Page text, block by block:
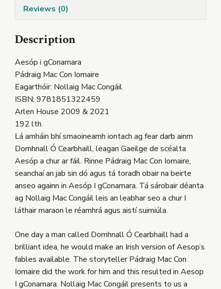
Reviews (0)
Description
Aesóp i gConamara
Pádraig Mac Con Iomaire
Eagarthóir: Nollaig Mac Congáil
ISBN: 9781851322459
Arlen House 2009 & 2021
192 lth.
Lá amháin bhí smaoineamh iontach ag fear darb ainm
Domhnall Ó Cearbhaill, leagan Gaeilge de scéalta
Aesóp a chur ar fáil. Rinne Pádraig Mac Con Iomaire,
seanchaí an jab sin dó agus tá toradh obair na beirte
anseo againn in Aesóp I gConamara. Tá sárobair déanta
ag Nollaig Mac Congáil leis an leabhar seo a chur I
láthair maraon le réamhrá agus aistí suimiúla.
One day a man called Domhnall Ó Cearbhaill had a
brilliant idea, he would make an Irish version of Aesop’s
fables available. The storyteller Pádraig Mac Con
Iomaire did the work for him and this resulted in Aesop
I gConamara. Nollaig Mac Congáil presents to us a